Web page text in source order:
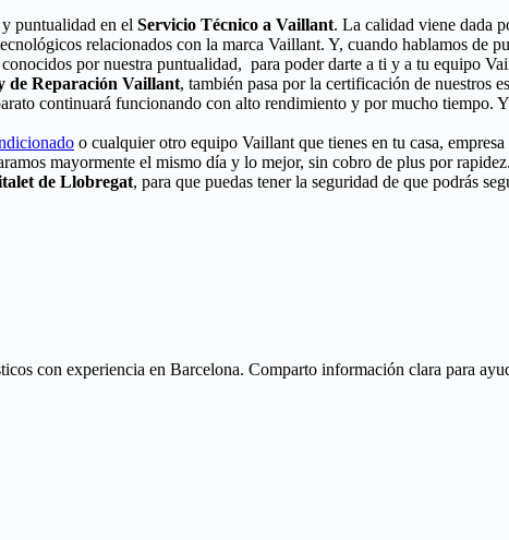
puntualidad en el Servicio Técnico a Vaillant. La calidad viene dada
relacionados con la marca Vaillant. Y, cuando hablamos de
por nuestra puntualidad, para poder darte a ti y a tu equipo
de Reparación Vaillant, también pasa por la certificación de nuestros
continuará funcionando con alto rendimiento y por mucho tiempo.
o cualquier otro equipo Vaillant que tienes en tu casa,
mayormente el mismo día y lo mejor, sin cobro de plus por
de Llobregat, para que puedas tener la seguridad de que podrás
con experiencia en Barcelona. Comparto información clara para